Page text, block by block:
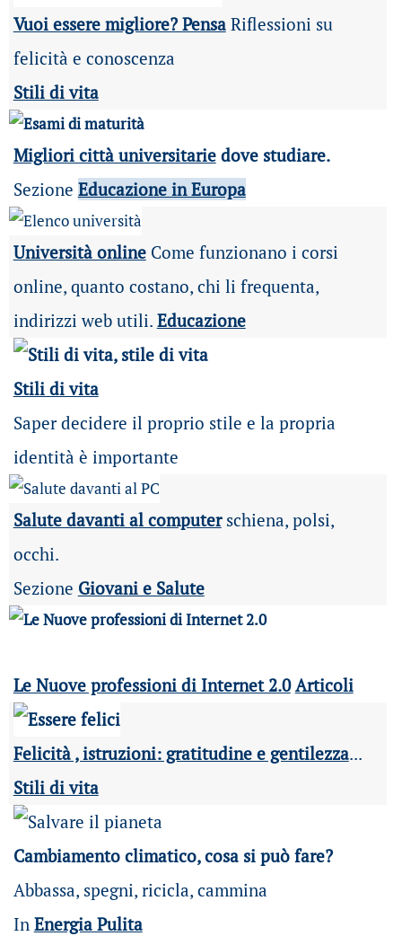
Vuoi essere migliore? PensaRiflessioni su
felicità e conoscenza
Stili di vita
Migliori città universitariedove studiare.
Sezione Educazione in Europa
Università online Come funzionano i corsi
online, quanto costano, chi li frequenta,
indirizzi web utili. Educazione
Stili di vita
Saper decidere il proprio stile e la propria
identità è importante
Salute davanti al computerschiena, polsi,
occhi.
Sezione Giovani e Salute
Le Nuove professioni di Internet 2.0 Articoli
Felicità , istruzioni: gratitudine e gentilezza...
Stili di vita
Cambiamento climatico, cosa si può fare?
Abbassa, spegni, ricicla, cammina
In Energia Pulita